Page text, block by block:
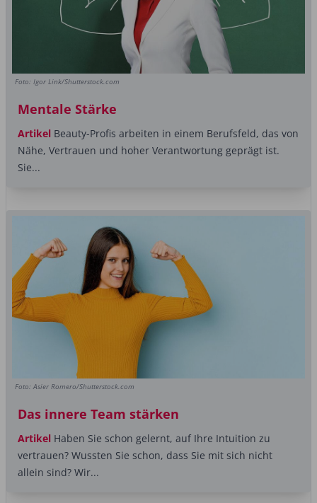
Foto: Igor Link/Shutterstock.com
Mentale Stärke
Artikel Beauty-Profis arbeiten in einem Berufsfeld, das von
Nähe, Vertrauen und hoher Verantwortung ­geprägt ist.
Sie...
Foto: Asier Romero/Shutterstock.com
Das innere Team stärken
Artikel Haben Sie schon gelernt, auf Ihre Intuition zu
vertrauen? Wussten Sie schon, dass Sie mit sich nicht
allein sind? Wir...